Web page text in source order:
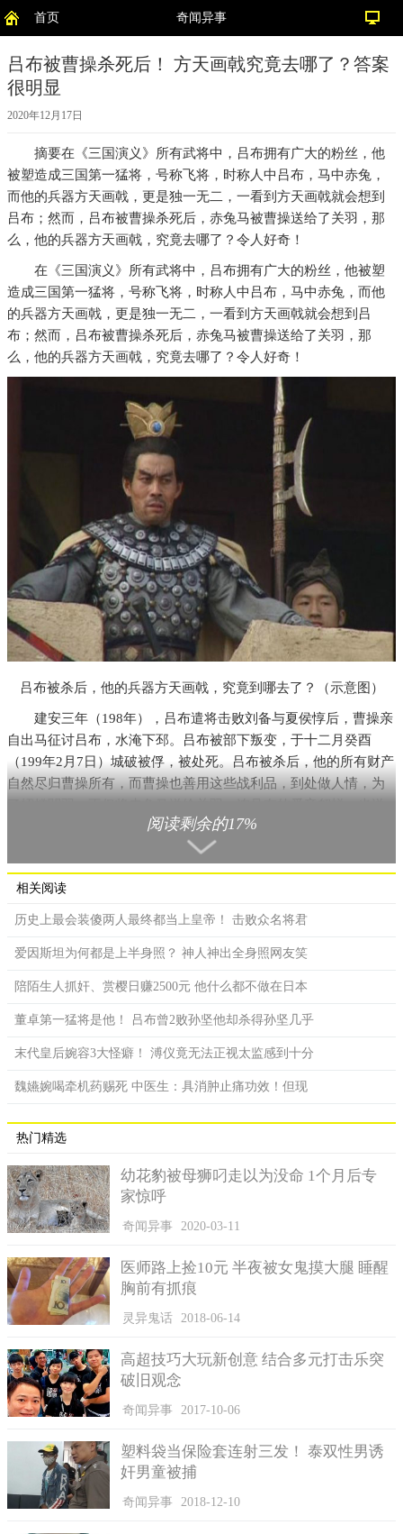
首页 奇闻异事
吕布被曹操杀死后！ 方天画戟究竟去哪了？答案
很明显
2020年12月17日
摘要在《三国演义》所有武将中，吕布拥有广大的粉丝，他
被塑造成三国第一猛将，号称飞将，时称人中吕布，马中赤兔，
而他的兵器方天画戟，更是独一无二，一看到方天画戟就会想到
吕布；然而，吕布被曹操杀死后，赤兔马被曹操送给了关羽，那
么，他的兵器方天画戟，究竟去哪了？令人好奇！
在《三国演义》所有武将中，吕布拥有广大的粉丝，他被塑
造成三国第一猛将，号称飞将，时称人中吕布，马中赤兔，而他
的兵器方天画戟，更是独一无二，一看到方天画戟就会想到吕
布；然而，吕布被曹操杀死后，赤兔马被曹操送给了关羽，那
么，他的兵器方天画戟，究竟去哪了？令人好奇！
吕布被杀后，他的兵器方天画戟，究竟到哪去了？（示意图）
建安三年（198年），吕布遣将击败刘备与夏侯惇后，曹操亲
自出马征讨吕布，水淹下邳。吕布被部下叛变，于十二月癸酉
（199年2月7日）城破被俘，被处死。吕布被杀后，他的所有财产
自然尽归曹操所有，而曹操也善用这些战利品，到处做人情，为
给了关羽，但关羽拒绝接纳这位危险的美女。
而方天画戟作为吕布的象征，应该也是被曹操收藏了。其实
这个问题，在《三国演义》的后半部有提到，曹丕篡位称帝前，
赶快禅位，他恐吓汉献帝道，若待曹彰杀来，只有曹丕能保你活
命。汉献帝不得已只好禅位给曹丕；曹丕继位后，曹彰大军便停
的实力，暂时还不是曹丕的对手，因此只得收兵！为了表示自己
曹操手里，后来送给谁？答案已经很明显，就是曹彰。
吕布的方天画戟最有可能落到了曹彰手里。
曹彰是曹操与武宣卞皇后所生第二子，魏文帝曹丕的弟弟，
从小就善于射箭、驾车，臂力过人，徒手能与猛兽格斗；据史料
时，马超和吴兰率军冲杀曹军，书中写着，曹彰正遇吴兰，两个
交锋，不数合，曹彰一戟刺吴兰于马下。可见曹彰用的兵器是
戟；因此，曹操在得到方天画戟这样的神兵利器时，最有可能就
阅读剩余的17%
相关阅读
历史上最会装傻两人最终都当上皇帝！ 击败众名将君
爱因斯坦为何都是上半身照？ 神人神出全身照网友笑
陪陌生人抓奸、赏樱日赚2500元 他什么都不做在日本
董卓第一猛将是他！ 吕布曾2败孙坚他却杀得孙坚几乎
末代皇后婉容3大怪癖！ 溥仪竟无法正视太监感到十分
魏嬿婉喝牵机药赐死 中医生：具消肿止痛功效！但现
热门精选
幼花豹被母狮叼走以为没命 1个月后专
家惊呼
奇闻异事 2020-03-11
医师路上捡10元 半夜被女鬼摸大腿 睡醒
胸前有抓痕
灵异鬼话 2018-06-14
高超技巧大玩新创意 结合多元打击乐突
破旧观念
奇闻异事 2017-10-06
塑料袋当保险套连射三发！ 泰双性男诱
奸男童被捕
奇闻异事 2018-12-10